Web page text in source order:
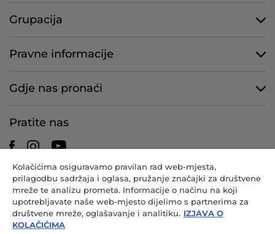
Grupacija
Pravne informacije
Gdje nas pronaći
Pratite nas
CANDY HOOVER GROUP S.r.I. – s jednim članom – REGISTRIRANO
SJEDIŠTE: Via Comolli, 57 – 20861 Brugherio (MB) – Italija –
ADMINISTRACIJSKA SJEDIŠTA: Via Privata Eden Fumagalli snc –
20861 Brugherio (MB) i Via Trento br. 20/A-22 – 20871 Vimercate (MB)
Kolačićima osiguravamo pravilan rad web-mjesta,
prilagodbu sadržaja i oglasa, pružanje značajki za društvene
mreže te analizu prometa. Informacije o načinu na koji
upotrebljavate naše web-mjesto dijelimo s partnerima za
društvene mreže, oglašavanje i analitiku. IZJAVA O
KOLAČIĆIMA